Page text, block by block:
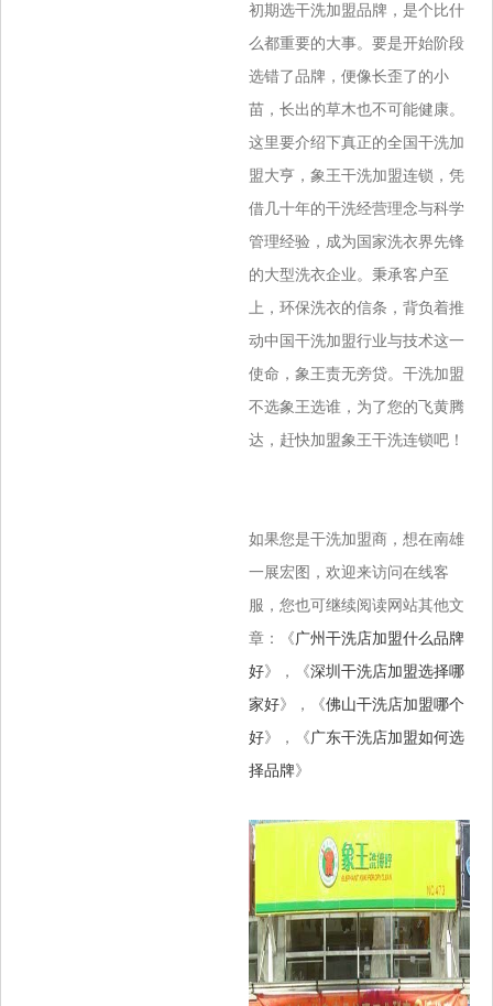
初期选干洗加盟品牌，是个比什
么都重要的大事。要是开始阶段
选错了品牌，便像长歪了的小
苗，长出的草木也不可能健康。
这里要介绍下真正的全国干洗加
盟大亨，象王干洗加盟连锁，凭
借几十年的干洗经营理念与科学
管理经验，成为国家洗衣界先锋
的大型洗衣企业。秉承客户至
上，环保洗衣的信条，背负着推
动中国干洗加盟行业与技术这一
使命，象王责无旁贷。干洗加盟
不选象王选谁，为了您的飞黄腾
达，赶快加盟象王干洗连锁吧！
如果您是干洗加盟商，想在南雄
一展宏图，欢迎来访问在线客
服，您也可继续阅读网站其他文
章：《广州干洗店加盟什么品牌
好》，《深圳干洗店加盟选择哪
家好》，《佛山干洗店加盟哪个
好》，《广东干洗店加盟如何选
择品牌》